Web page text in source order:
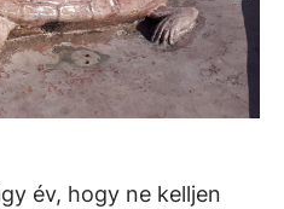
év, hogy ne kelljen